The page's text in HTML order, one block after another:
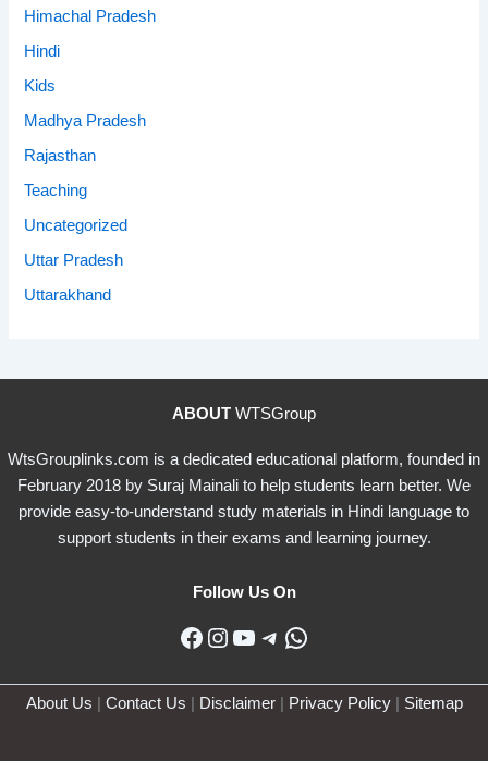
Himachal Pradesh
Hindi
Kids
Madhya Pradesh
Rajasthan
Teaching
Uncategorized
Uttar Pradesh
Uttarakhand
ABOUT WTSGroup
WtsGrouplinks.com is a dedicated educational platform, founded in
February 2018 by Suraj Mainali to help students learn better. We
provide easy-to-understand study materials in Hindi language to
support students in their exams and learning journey.
Follow Us On
Facebook
Instagram
YouTube
Telegram
WhatsApp
About Us Contact Us Disclaimer| Privacy Policy| Sitemap